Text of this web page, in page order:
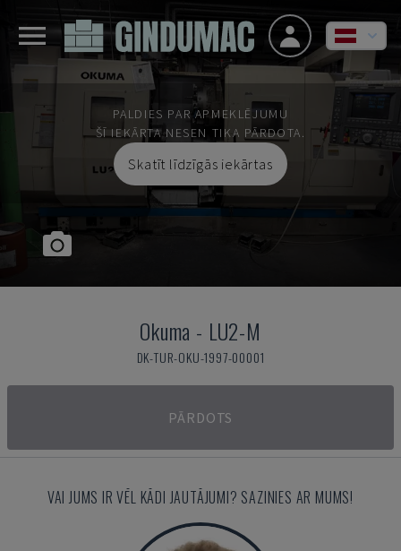
PALDIES PAR APMEKLĒJUMU
ŠĪ IEKĀRTA NESEN TIKA PĀRDOTA.
Skatīt līdzīgās iekārtas
Okuma - LU2-M
DK-TUR-OKU-1997-00001
PĀRDOTS
VAI JUMS IR VĒL KĀDI JAUTĀJUMI? SAZINIES AR MUMS!